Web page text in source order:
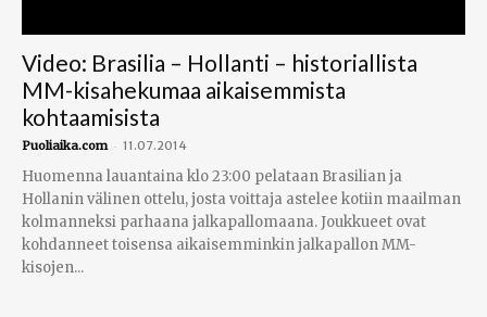
Video: Brasilia – Hollanti – historiallista
MM-kisahekumaa aikaisemmista
kohtaamisista
Puoliaika.com - 11.07.2014
Huomenna lauantaina klo 23:00 pelataan Brasilian ja
Hollanin välinen ottelu, josta voittaja astelee kotiin maailman
kolmanneksi parhaana jalkapallomaana. Joukkueet ovat
kohdanneet toisensa aikaisemminkin jalkapallon MM-
kisojen...